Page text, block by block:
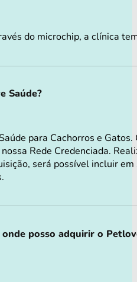
do microchip, a clínica
Saúde?
para Cachorros e
Rede Credenciada.
será possível incluir
onde posso adquirir o